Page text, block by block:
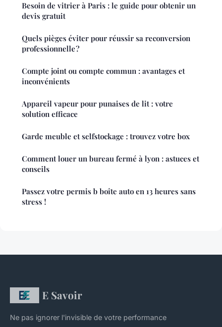
Besoin de vitrier à Paris : le guide pour obtenir un
devis gratuit
Quels pièges éviter pour réussir sa reconversion
professionnelle ?
Compte joint ou compte commun : avantages et
inconvénients
Appareil vapeur pour punaises de lit : votre
solution efficace
Garde meuble et selfstockage : trouvez votre box
Comment louer un bureau fermé à lyon : astuces et
conseils
Passez votre permis b boîte auto en 13 heures sans
stress !
E Savoir
Ne pas ignorer l'invisible de votre performance